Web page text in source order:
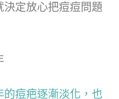
定放心把痘痘問題
的痘疤逐漸淡化，也